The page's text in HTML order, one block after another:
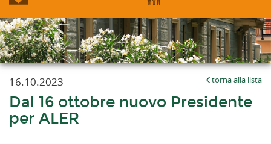
16.10.2023 torna alla lista
Dal 16 ottobre nuovo Presidente
per ALER